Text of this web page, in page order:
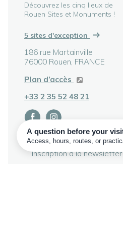
Découvrez les cinq lieux de
Rouen Sites et Monuments !
5 sites d'exception
186 rue Martainville
76000 Rouen, FRANCE
Plan d’accès
+33 2 35 52 48 21
Contact
Inscription à la newsletter